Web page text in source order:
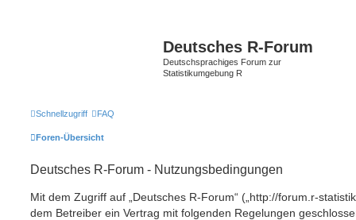
Deutsches R-Forum
Deutschsprachiges Forum zur
Statistikumgebung R
Schnellzugriff FAQ
Foren-Übersicht
Deutsches R-Forum - Nutzungsbedingungen
Mit dem Zugriff auf „Deutsches R-Forum“ („http://forum.r-
dem Betreiber ein Vertrag mit folgenden Regelungen